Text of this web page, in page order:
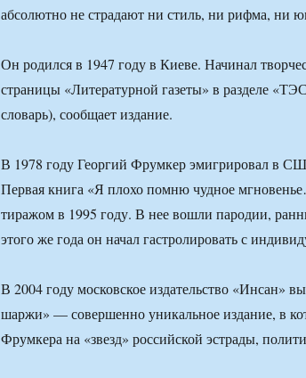
абсолютно не страдают ни стиль, ни рифма, ни
Он родился в 1947 году в Киеве. Начинал
страницы «Литературной газеты» в разделе
словарь), сообщает издание.
В 1978 году Георгий Фрумкер эмигрировал в
Первая книга «Я плохо помню чудное
тиражом в 1995 году. В нее вошли пародии,
этого же года он начал гастролировать с
В 2004 году московское издательство
шаржи» — совершенно уникальное издание, в
Фрумкера на «звезд» российской эстрады,